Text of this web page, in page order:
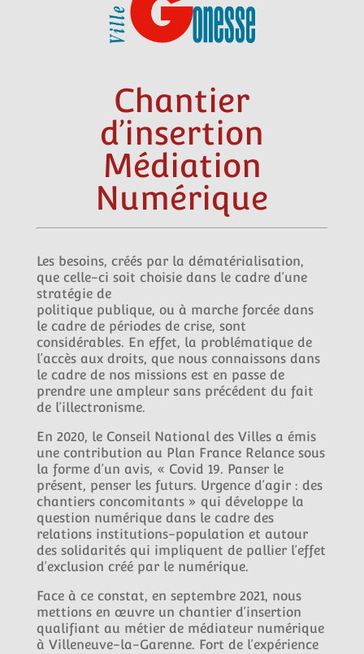
Chantier
d’insertion
Médiation
Numérique
Les besoins, créés par la dématérialisation,
que celle-ci soit choisie dans le cadre d’une
stratégie de
politique publique, ou à marche forcée dans
le cadre de périodes de crise, sont
considérables. En effet, la problématique de
l’accès aux droits, que nous connaissons dans
le cadre de nos missions est en passe de
prendre une ampleur sans précédent du fait
de l’illectronisme.
En 2020, le Conseil National des Villes a émis
une contribution au Plan France Relance sous
la forme d’un avis, « Covid 19. Panser le
présent, penser les futurs. Urgence d’agir : des
chantiers concomitants » qui développe la
question numérique dans le cadre des
relations institutions-population et autour
des solidarités qui impliquent de pallier l’effet
d’exclusion créé par le numérique.
Face à ce constat, en septembre 2021, nous
mettions en œuvre un chantier d’insertion
qualifiant au métier de médiateur numérique
à Villeneuve-la-Garenne. Fort de l’expérience